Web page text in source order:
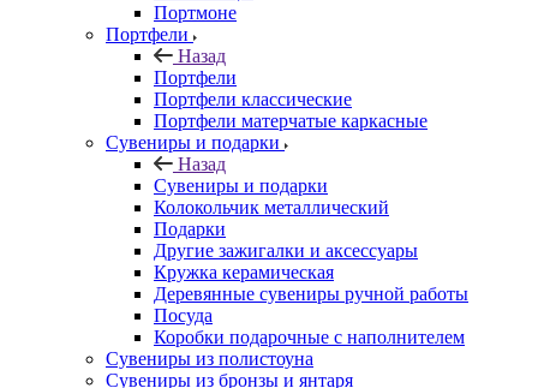
Портмоне
Портфели
Назад
Портфели
Портфели классические
Портфели матерчатые каркасные
Сувениры и подарки
Назад
Сувениры и подарки
Колокольчик металлический
Подарки
Другие зажигалки и аксессуары
Кружка керамическая
Деревянные сувениры ручной работы
Посуда
Коробки подарочные с наполнителем
Сувениры из полистоуна
Сувениры из бронзы и янтаря